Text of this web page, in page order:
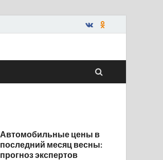
Автомобильные цены в
последний месяц весны:
прогноз экспертов